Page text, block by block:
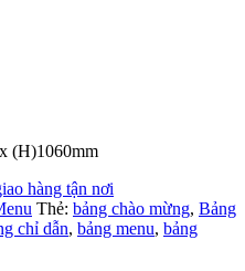
(H)1060mm
hàng tận nơi
Thẻ: bảng chào mừng, Bảng
chỉ dẫn, bảng menu, bảng